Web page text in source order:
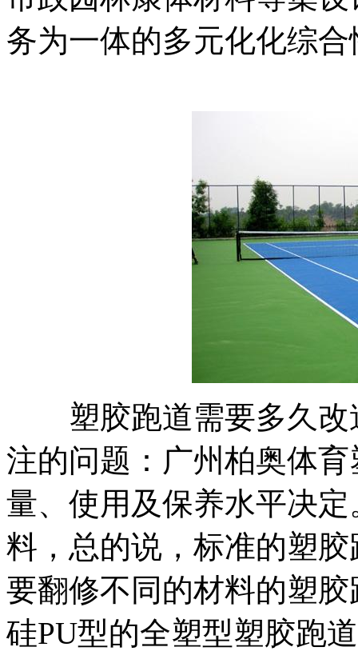
务为一体的多元化化综
塑胶跑道需要多久改
注的问题：广州柏奥体
量、使用及保养水平决
料，总的说，标准的塑
要翻修不同的材料的塑
硅PU型的全塑型塑胶跑